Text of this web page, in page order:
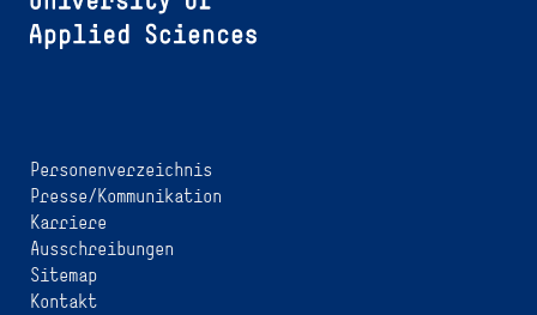
Personenverzeichnis
Presse/Kommunikation
Karriere
Ausschreibungen
Sitemap
Kontakt